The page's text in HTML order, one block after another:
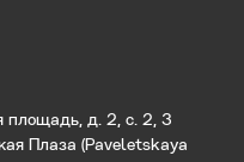
площадь, д. 2, с. 2, 3
Плаза (Paveletskaya